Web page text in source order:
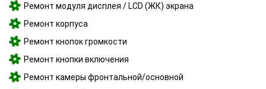
Ремонт модуля дисплея / LCD (ЖК) экрана
Ремонт корпуса
Ремонт кнопок громкости
Ремонт кнопки включения
Ремонт камеры фронтальной/основной